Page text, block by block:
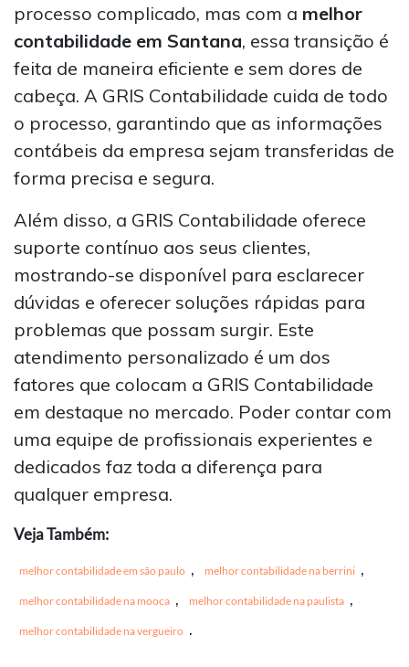
processo complicado, mas com a melhor
contabilidade em Santana, essa transição é
feita de maneira eficiente e sem dores de
cabeça. A GRIS Contabilidade cuida de todo
o processo, garantindo que as informações
contábeis da empresa sejam transferidas de
forma precisa e segura.
Além disso, a GRIS Contabilidade oferece
suporte contínuo aos seus clientes,
mostrando-se disponível para esclarecer
dúvidas e oferecer soluções rápidas para
problemas que possam surgir. Este
atendimento personalizado é um dos
fatores que colocam a GRIS Contabilidade
em destaque no mercado. Poder contar com
uma equipe de profissionais experientes e
dedicados faz toda a diferença para
qualquer empresa.
Veja Também:
melhor contabilidade em são paulo , melhor contabilidade na berrini ,
melhor contabilidade na mooca , melhor contabilidade na paulista ,
melhor contabilidade na vergueiro .